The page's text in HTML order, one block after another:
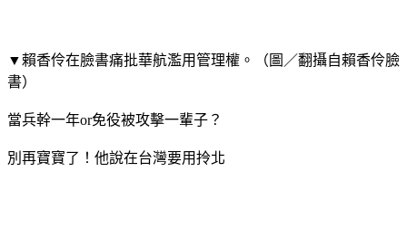
▼賴香伶在臉書痛批華航濫用管理權。（圖／翻攝自賴香伶臉
書）
當兵幹一年or免役被攻擊一輩子？
別再寶寶了！他說在台灣要用拎北